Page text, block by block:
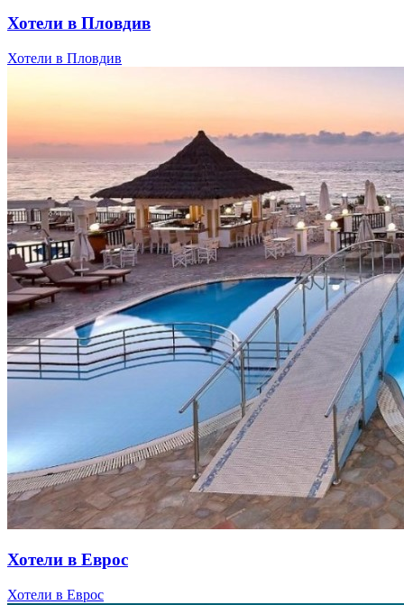
Хотели в Пловдив
Хотели в Пловдив
Хотели в Еврос
Хотели в Еврос